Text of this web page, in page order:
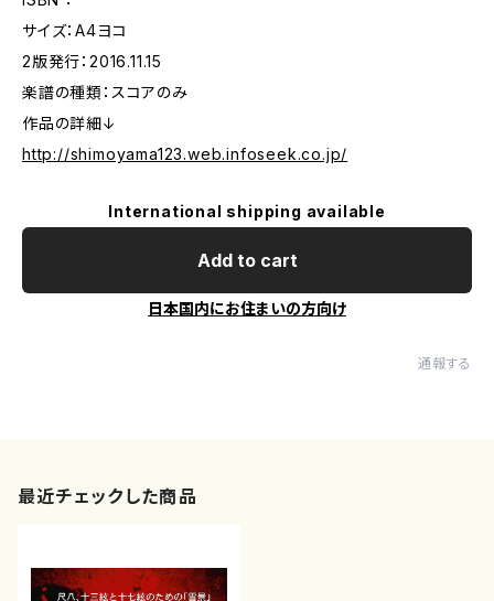
サイズ：A4ヨコ
2版発行：2016.11.15
楽譜の種類：スコアのみ
作品の詳細↓
http://shimoyama123.web.infoseek.co.jp/
International shipping available
Add to cart
日本国内にお住まいの方向け
通報する
最近チェックした商品